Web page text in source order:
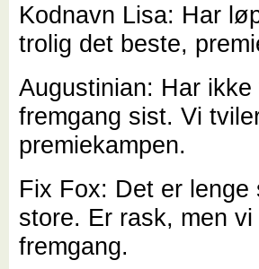
Kodnavn Lisa: Har
trolig det beste,
Augustinian: Har
fremgang sist. Vi
premiekampen.
Fix Fox: Det er
store. Er rask, men
fremgang.